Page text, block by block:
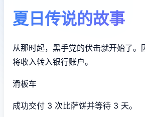
夏日传说的故事
从那时起，黑手党的伏击就开始了。
将收入转入银行账户。
滑板车
成功交付 3 次比萨饼并等待 3 天。